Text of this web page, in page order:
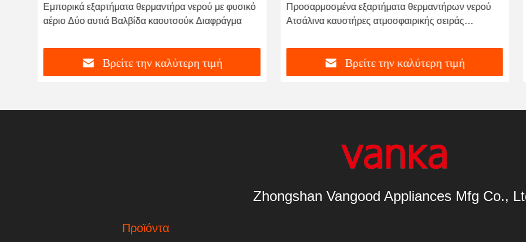
Εμπορικά εξαρτήματα θερμαντήρα νερού με φυσικό
αέριο Δύο αυτιά Βαλβίδα καουτσούκ Διαφράγμα
Βρείτε την καλύτερη τιμή
Προσαρμοσμένα εξαρτήματα θερμαντήρων νερού
Ατσάλινα καυστήρες ατμοσφαιρικής σειράς
Βρείτε την καλύτερη τιμή
Zhongshan Vangood Appliances Mfg Co.,
Προϊόντα